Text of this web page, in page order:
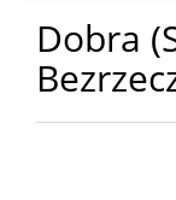
Dobra